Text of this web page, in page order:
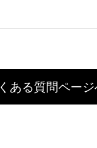
利用頂けます。ポイン
す。【会員ランク】過
により会員ランク割引(
も、ログインがされて
ウントがされません。
て、プリントを定着さ
しており、短納期・低
質で、水洗いで落とす
ですが、お客様ご自身
ただけますようお願い
文・直送機能でのご注
。いずれのデータも該
に変
どによるお値引きで
送料がかかりますので
ある質問ペー